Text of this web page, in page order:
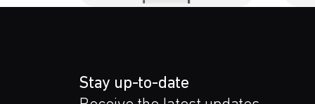
Stay up-to-date